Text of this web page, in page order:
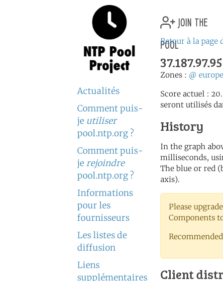
Actualités
Comment puis-
je utiliser
pool.ntp.org ?
Comment puis-
je rejoindre
pool.ntp.org ?
Informations
pour les
fournisseurs
Les listes de
diffusion
Liens
supplémentaires
join the
pool
Retour à la page
37.187.97.95
Zones : @ europe
Score actuel :
seront utilisés
History
In the graph
milliseconds,
The blue or red
axis).
Please
Components
Client